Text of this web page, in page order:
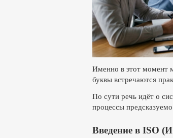
Именно в этот момент
буквы встречаются
По сути речь идёт о
процессы
Введение в ISO